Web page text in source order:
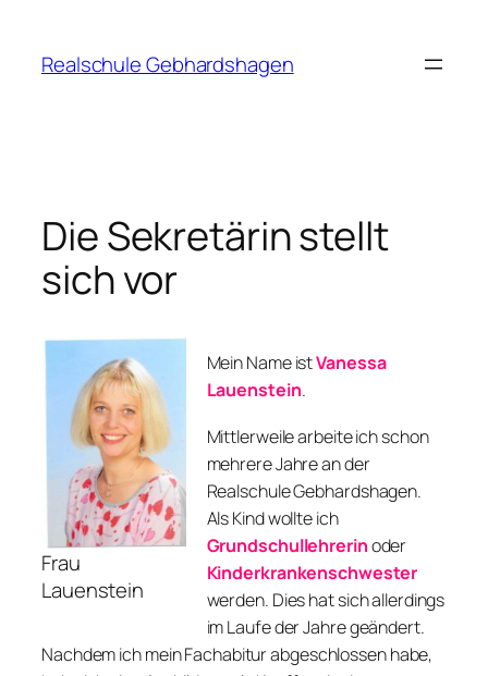
springen
Realschule Gebhardshagen
Die Sekretärin stellt
sich vor
Frau
Lauenstein
Mein Name istVanessa
Lauenstein.
Mittlerweile arbeite ich schon
mehrere Jahre an der
Realschule Gebhardshagen.
Als Kind wollte ich
Grundschullehrerinoder
Kinderkrankenschwester
werden. Dies hat sich allerdings
im Laufe der Jahre geändert.
Nachdem ich mein Fachabitur abgeschlossen habe,